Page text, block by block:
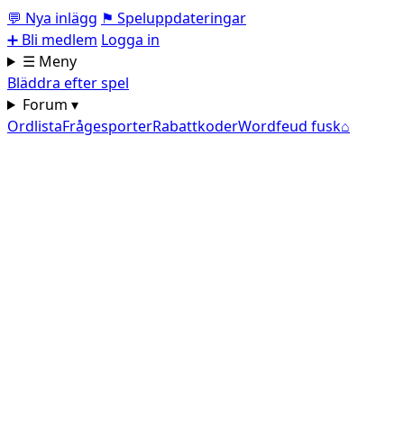
💬 Nya inlägg ⚑ Speluppdateringar
➕ Bli medlem Logga in
☰ Meny
Bläddra efter spel
Forum ▾
OrdlistaFrågesporterRabattkoderWordfeud fusk⌂